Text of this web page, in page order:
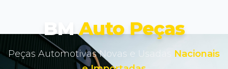
BM Auto Peças
Peças Automotivas Novas e Usadas Nacionais